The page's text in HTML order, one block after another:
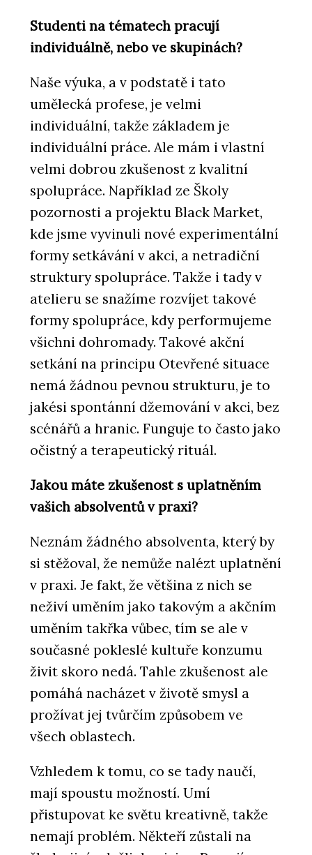
Studenti na tématech pracují
individuálně, nebo ve skupinách?
Naše výuka, a v podstatě i tato
umělecká profese, je velmi
individuální, takže základem je
individuální práce. Ale mám i vlastní
velmi dobrou zkušenost z kvalitní
spolupráce. Například ze Školy
pozornosti a projektu Black Market,
kde jsme vyvinuli nové experimentální
formy setkávání v akci, a netradiční
struktury spolupráce. Takže i tady v
atelieru se snažíme rozvíjet takové
formy spolupráce, kdy performujeme
všichni dohromady. Takové akční
setkání na principu Otevřené situace
nemá žádnou pevnou strukturu, je to
jakési spontánní džemování v akci, bez
scénářů a hranic. Funguje to často jako
očistný a terapeutický rituál.
Jakou máte zkušenost s uplatněním
vašich absolventů v praxi?
Neznám žádného absolventa, který by
si stěžoval, že nemůže nalézt uplatnění
v praxi. Je fakt, že většina z nich se
neživí uměním jako takovým a akčním
uměním takřka vůbec, tím se ale v
současné pokleslé kultuře konzumu
živit skoro nedá. Tahle zkušenost ale
pomáhá nacházet v životě smysl a
prožívat jej tvůrčím způsobem ve
všech oblastech.
Vzhledem k tomu, co se tady naučí,
mají spoustu možností. Umí
přistupovat ke světu kreativně, takže
nemají problém. Někteří zůstali na